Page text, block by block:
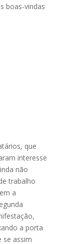
boas-vindas
que
interesse
não
trabalho
a
a porta
se assim